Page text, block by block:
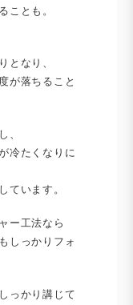
ことも。
となり、
が落ちること
、
冷たくなりに
ています。
ー工法なら
しっかりフォ
っかり講じて